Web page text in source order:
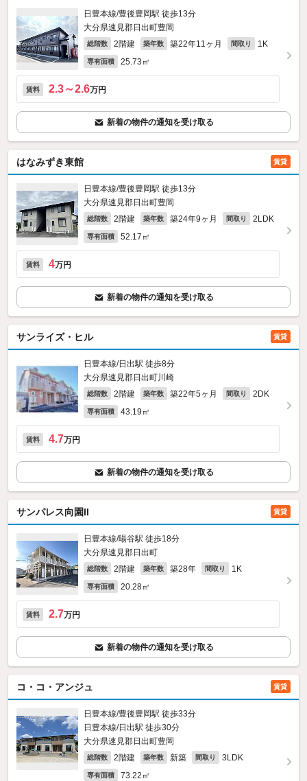
日豊本線/豊後豊岡駅 徒歩13分
大分県速見郡日出町豊岡
総階数 2階建 築年数 築22年11ヶ月 間取り 1K
専有面積 25.73㎡
賃料 2.3～2.6万円
新着の物件の通知を受け取る
はなみずき東館 賃貸
日豊本線/豊後豊岡駅 徒歩13分
大分県速見郡日出町豊岡
総階数 2階建 築年数 築24年9ヶ月 間取り 2LDK
専有面積 52.17㎡
賃料 4万円
新着の物件の通知を受け取る
サンライズ・ヒル 賃貸
日豊本線/日出駅 徒歩8分
大分県速見郡日出町川崎
総階数 2階建 築年数 築22年5ヶ月 間取り 2DK
専有面積 43.19㎡
賃料 4.7万円
新着の物件の通知を受け取る
サンパレス向園II 賃貸
日豊本線/暘谷駅 徒歩18分
大分県速見郡日出町
総階数 2階建 築年数 築28年 間取り 1K
専有面積 20.28㎡
賃料 2.7万円
新着の物件の通知を受け取る
コ・コ・アンジュ 賃貸
日豊本線/豊後豊岡駅 徒歩33分
日豊本線/日出駅 徒歩30分
大分県速見郡日出町豊岡
総階数 2階建 築年数 新築 間取り 3LDK
専有面積 73.22㎡